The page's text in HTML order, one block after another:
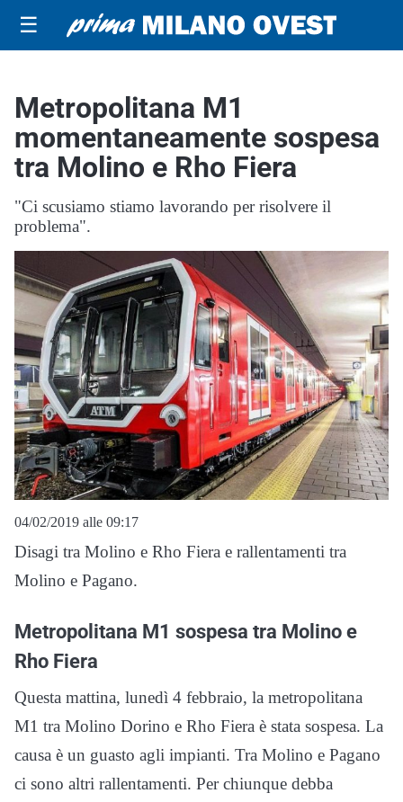
☰
Metropolitana M1
momentaneamente sospesa
tra Molino e Rho Fiera
"Ci scusiamo stiamo lavorando per risolvere il
problema".
04/02/2019 alle 09:17
Disagi tra Molino e Rho Fiera e rallentamenti tra
Molino e Pagano.
Metropolitana M1 sospesa tra Molino e
Rho Fiera
Questa mattina, lunedì 4 febbraio, la metropolitana
M1 tra Molino Dorino e Rho Fiera è stata sospesa. La
causa è un guasto agli impianti. Tra Molino e Pagano
ci sono altri rallentamenti. Per chiunque debba